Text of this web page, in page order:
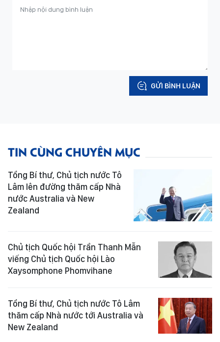
GỬI BÌNH LUẬN
TIN CÙNG CHUYÊN MỤC
Tổng Bí thư, Chủ tịch nước Tô
Lâm lên đường thăm cấp Nhà
nước Australia và New
Zealand
Chủ tịch Quốc hội Trần Thanh Mẫn
viếng Chủ tịch Quốc hội Lào
Xaysomphone Phomvihane
Tổng Bí thư, Chủ tịch nước Tô Lâm
thăm cấp Nhà nước tới Australia và
New Zealand